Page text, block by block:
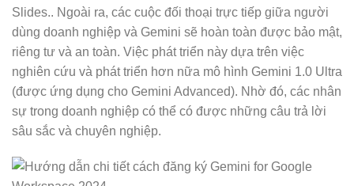
Slides.. Ngoài ra, các cuộc đối thoại trực tiếp giữa người
dùng doanh nghiệp và Gemini sẽ hoàn toàn được bảo mật,
riêng tư và an toàn. Việc phát triển này dựa trên việc
nghiên cứu và phát triển hơn nữa mô hình Gemini 1.0 Ultra
(được ứng dụng cho Gemini Advanced). Nhờ đó, các nhân
sự trong doanh nghiệp có thể có được những câu trả lời
sâu sắc và chuyên nghiệp.